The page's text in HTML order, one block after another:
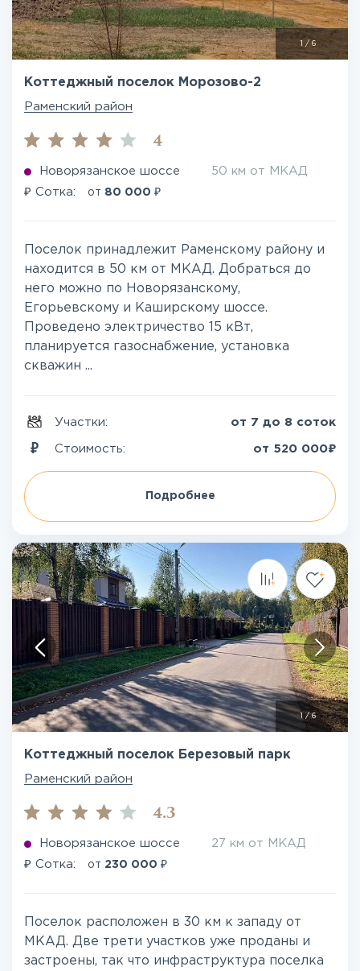
/ 6
Коттеджный поселок Морозово-2
Раменский район
4
Новорязанское шоссе 50 км от МКАД
₽ Сотка: от 80 000 ₽
Поселок принадлежит Раменскому району и
находится в 50 км от МКАД. Добраться до
него можно по Новорязанскому,
Егорьевскому и Каширскому шоссе.
Проведено электричество 15 кВт,
планируется газоснабжение, установка
скважин ...
Участки: от 7 до 8 соток
Стоимость: от 520 000₽
Подробнее
1 /6
Коттеджный поселок Березовый парк
Раменский район
4.3
Новорязанское шоссе 27 км от МКАД
₽ Сотка: от 230 000 ₽
Поселок расположен в 30 км к западу от
МКАД. Две трети участков уже проданы и
застроены, так что инфраструктура поселка